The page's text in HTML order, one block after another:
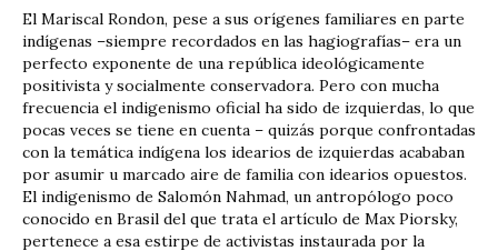
El Mariscal Rondon, pese a sus orígenes familiares en parte
indígenas –siempre recordados en las hagiografías– era un
perfecto exponente de una república ideológicamente
positivista y socialmente conservadora. Pero con mucha
frecuencia el indigenismo oficial ha sido de izquierdas, lo que
pocas veces se tiene en cuenta – quizás porque confrontadas
con la temática indígena los idearios de izquierdas acababan
por asumir u marcado aire de familia con idearios opuestos.
El indigenismo de Salomón Nahmad, un antropólogo poco
conocido en Brasil del que trata el artículo de Max Piorsky,
pertenece a esa estirpe de activistas instaurada por la